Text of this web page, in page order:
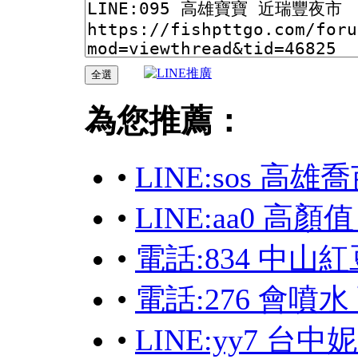
為您推薦：
• LINE:sos 高雄
• LINE:aa0 高顏
• 電話:834 中山
• 電話:276 會噴
• LINE:yy7 台中